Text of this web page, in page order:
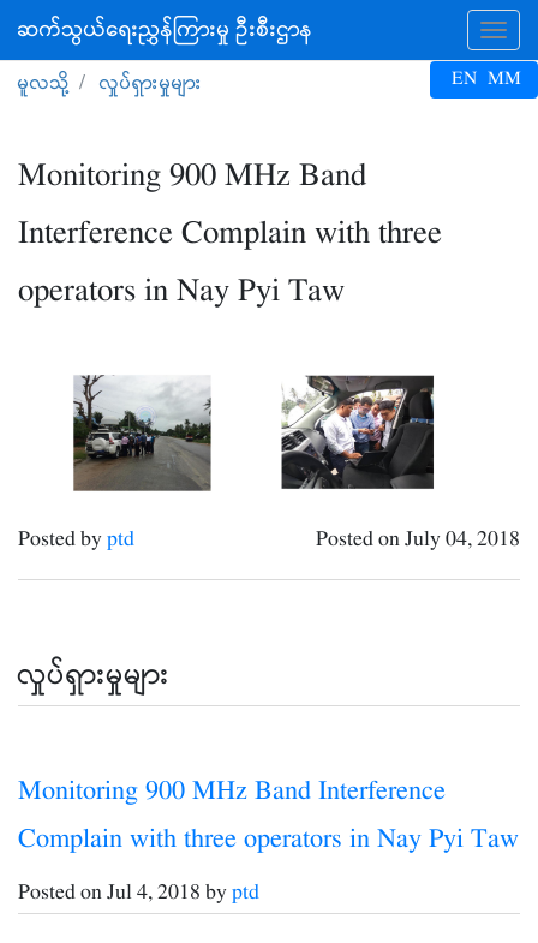
ဆက်သွယ်ရေးညွှန်ကြားမှု ဦးစီးဌာန
EN MM
မူလသို့ လှုပ်ရှားမှုများ
Monitoring 900 MHz Band
Interference Complain with three
operators in Nay Pyi Taw
Posted byptd Posted onJuly 04, 2018
လှုပ်ရှားမှုများ
Monitoring 900 MHz Band Interference
Complain with three operators in Nay Pyi Taw
Posted on Jul 4, 2018 byptd